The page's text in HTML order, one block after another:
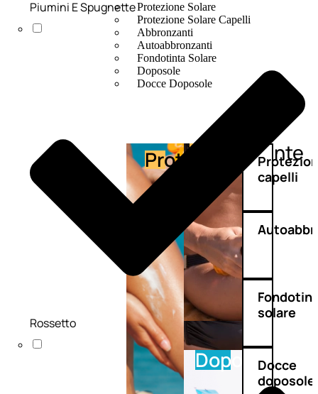
Protezione Solare
Protezione Solare Capelli
Abbronzanti
Autoabbronzanti
Fondotinta Solare
Doposole
Docce Doposole
ProtezioneAbbronzante
Doposole
capelli
solare
Docce
doposole
Piumini E Spugnette
Rossetto